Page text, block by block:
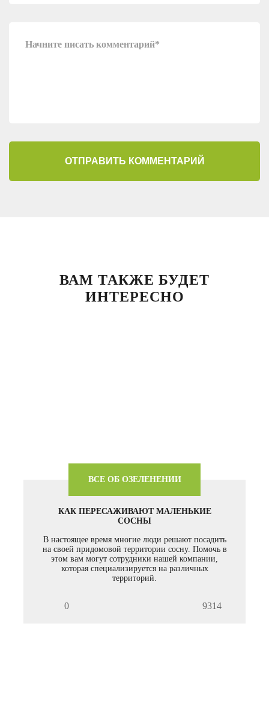
ОТПРАВИТЬ КОММЕНТАРИЙ
ВАМ ТАКЖЕ БУДЕТ
ИНТЕРЕСНО
ВСЕ ОБ ОЗЕЛЕНЕНИИ
КАК ПЕРЕСАЖИВАЮТ МАЛЕНЬКИЕ
СОСНЫ
В настоящее время многие люди решают посадить
на своей придомовой территории сосну. Помочь в
этом вам могут сотрудники нашей компании,
которая специализируется на различных
территорий.
0 9314